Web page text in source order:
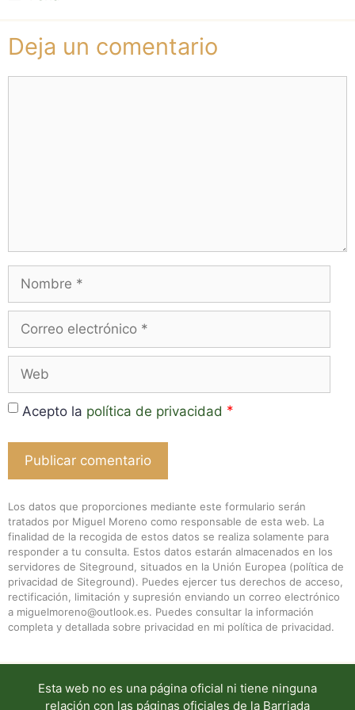
Deja un comentario
Nombre
Correo
Web
Acepto la política de privacidad *
Los datos que proporciones mediante este formulario serán
tratados por Miguel Moreno como responsable de esta web. La
finalidad de la recogida de estos datos se realiza solamente para
responder a tu consulta. Estos datos estarán almacenados en los
servidores de Siteground, situados en la Unión Europea (política de
privacidad de Siteground). Puedes ejercer tus derechos de acceso,
rectificación, limitación y supresión enviando un correo electrónico
a miguelmoreno@outlook.es. Puedes consultar la información
completa y detallada sobre privacidad en mi política de privacidad.
Esta web no es una página oficial ni tiene ninguna
relación con las páginas oficiales de la Barriada